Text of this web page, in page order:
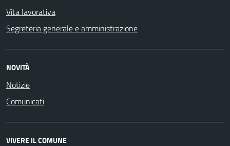
Vita lavorativa
Segreteria generale e amministrazione
NOVITÀ
Notizie
Comunicati
VIVERE IL COMUNE